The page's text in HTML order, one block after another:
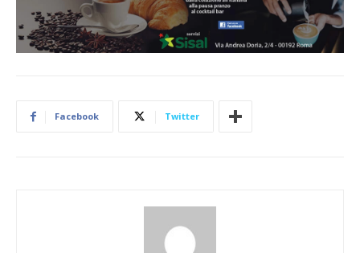
Facebook Twitter